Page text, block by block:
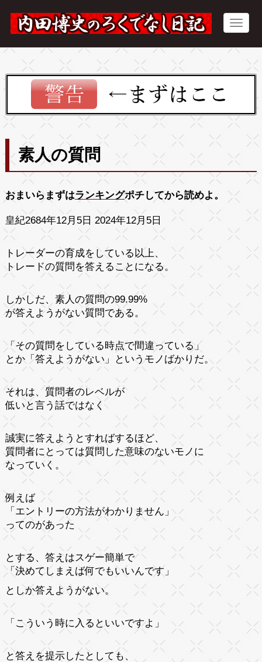
素人の質問
おまいらまずはランキングポチしてから読めよ。
皇紀2684年12月5日 2024年12月5日
トレーダーの育成をしている以上、
トレードの質問を答えることになる。
しかしだ、素人の質問の99.99%
が答えようがない質問である。
「その質問をしている時点で間違っている」
とか「答えようがない」というモノばかりだ。
それは、質問者のレベルが
低いと言う話ではなく
誠実に答えようとすればするほど、
質問者にとっては質問した意味のないモノに
なっていく。
例えば
「エントリーの方法がわかりません」
ってのがあった
とする、答えはスゲー簡単で
「決めてしまえば何でもいいんです」
としか答えようがない。
「こういう時に入るといいですよ」
と答えを提示したとしても、